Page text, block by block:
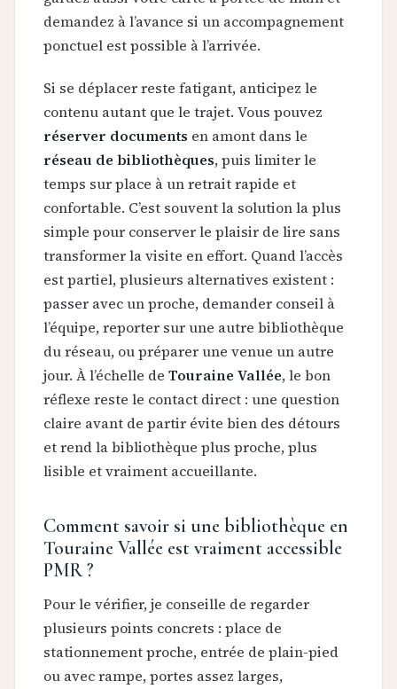
demandez à l’avance si un accompagnement
ponctuel est possible à l’arrivée.
Si se déplacer reste fatigant, anticipez le
contenu autant que le trajet. Vous pouvez
réserver documents en amont dans le
réseau de bibliothèques, puis limiter le
temps sur place à un retrait rapide et
confortable. C’est souvent la solution la plus
simple pour conserver le plaisir de lire sans
transformer la visite en effort. Quand l’accès
est partiel, plusieurs alternatives existent :
passer avec un proche, demander conseil à
l’équipe, reporter sur une autre bibliothèque
du réseau, ou préparer une venue un autre
jour. À l’échelle de Touraine Vallée, le bon
réflexe reste le contact direct : une question
claire avant de partir évite bien des détours
et rend la bibliothèque plus proche, plus
lisible et vraiment accueillante.
Comment savoir si une bibliothèque en
Touraine Vallée est vraiment accessible
PMR ?
Pour le vérifier, je conseille de regarder
plusieurs points concrets : place de
stationnement proche, entrée de plain-pied
ou avec rampe, portes assez larges,